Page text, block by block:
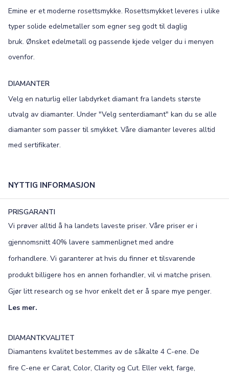
Emine er et moderne rosettsmykke. Rosettsmykket leveres i ulike
typer solide edelmetaller som egner seg godt til daglig
bruk. Ønsket edelmetall og passende kjede velger du i menyen
ovenfor.
DIAMANTER
Velg en naturlig eller labdyrket diamant fra landets største
utvalg av diamanter. Under "Velg senterdiamant" kan du se alle
diamanter som passer til smykket. Våre diamanter leveres alltid
med sertifikater.
NYTTIG INFORMASJON
PRISGARANTI
Vi prøver alltid å ha landets laveste priser. Våre priser er i
gjennomsnitt 40% lavere sammenlignet med andre
forhandlere. Vi garanterer at hvis du finner et tilsvarende
produkt billigere hos en annen forhandler, vil vi matche prisen.
Gjør litt research og se hvor enkelt det er å spare mye penger.
Les mer.
DIAMANTKVALITET
Diamantens kvalitet bestemmes av de såkalte 4 C-ene. De
fire C-ene er Carat, Color, Clarity og Cut. Eller vekt, farge,